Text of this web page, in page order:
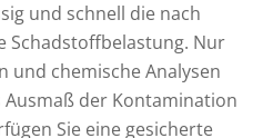
und schnell die nach
Schadstoffbelastung. Nur
und chemische Analysen
der Kontamination
Sie eine gesicherte